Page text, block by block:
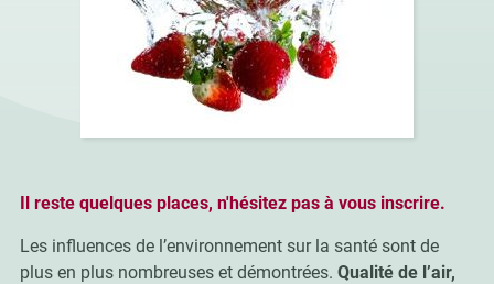
Il reste quelques places, n'hésitez pas à vous inscrire.
Les influences de l’environnement sur la santé sont de
plus en plus nombreuses et démontrées. Qualité de l’air,